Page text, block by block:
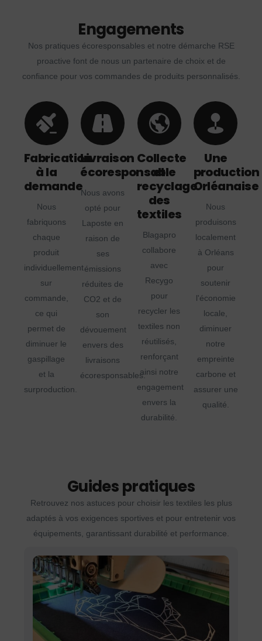
Engagements
Nos pratiques écoresponsables et notre démarche RSE
proactive font de nous un partenaire de choix et de
confiance pour vos commandes de produits personnalisés.
Fabrication
à la
demande
Nous
fabriquons
chaque
produit
individuellement
sur
commande,
ce qui
permet de
diminuer le
gaspillage
et la
surproduction.
Livraison
écoresponsable
Nous avons
opté pour
Laposte en
raison de
ses
émissions
réduites de
CO2 et de
son
dévouement
envers des
livraisons
écoresponsables.
Collecte
et
recyclage
des
textiles
Blagapro
collabore
avec
Recygo
pour
recycler les
textiles non
réutilisés,
renforçant
ainsi notre
engagement
envers la
durabilité.
Une
production
Orléanaise
Nous
produisons
localement
à Orléans
pour
soutenir
l'économie
locale,
diminuer
notre
empreinte
carbone et
assurer une
qualité.
Guides pratiques
Retrouvez nos astuces pour choisir les textiles les plus
adaptés à vos exigences sportives et pour entretenir vos
équipements, garantissant durabilité et performance.